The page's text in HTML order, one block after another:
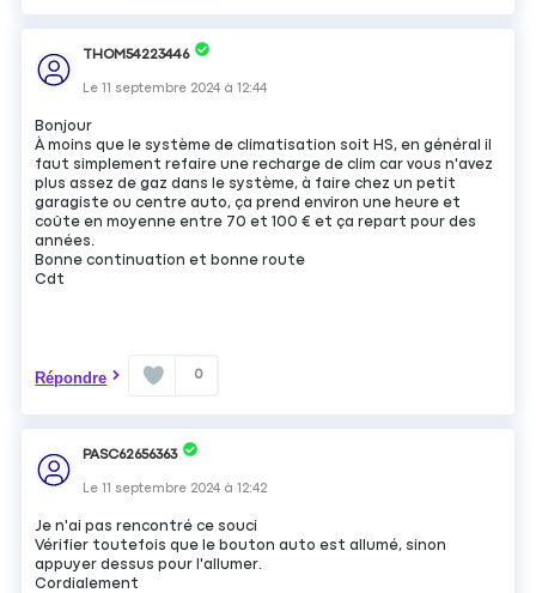
THOM54223446
Le11 septembre 2024 à12:44
Bonjour
À moins que le système de climatisation soit HS, en général il
faut simplement refaire une recharge de clim car vous n'avez
plus assez de gaz dans le système, à faire chez un petit
garagiste ou centre auto, ça prend environ une heure et
coûte en moyenne entre 70 et 100 € et ça repart pour des
années.
Bonne continuation et bonne route
Cdt
Répondre 0
PASC62656363
Le11 septembre 2024 à12:42
Je n'ai pas rencontré ce souci
Vérifier toutefois que le bouton auto est allumé, sinon
appuyer dessus pour l'allumer.
Cordialement